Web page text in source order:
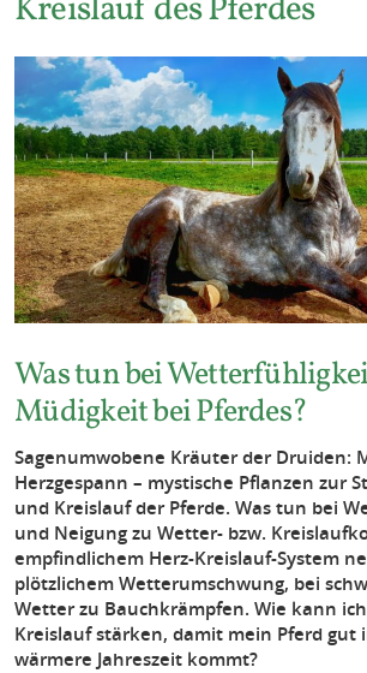
Was tun bei
Müdigkeit bei Pferdes?
Sagenumwobene Kräuter der Druiden:
Herzgespann – mystische Pflanzen zur
und Kreislauf der Pferde. Was tun bei
und Neigung zu Wetter- bzw.
empfindlichem Herz-Kreislauf-System
plötzlichem Wetterumschwung, bei
Wetter zu Bauchkrämpfen. Wie kann
Kreislauf stärken, damit mein Pferd gut
wärmere Jahreszeit kommt?